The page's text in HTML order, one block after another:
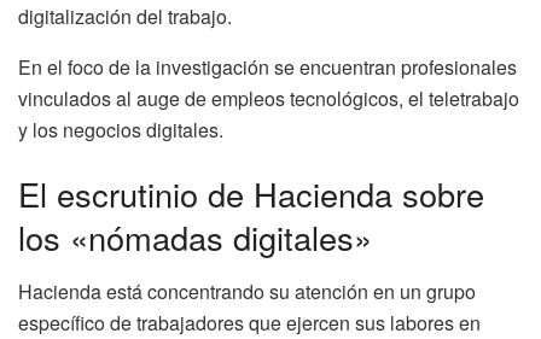
digitalización del trabajo.
En el foco de la investigación se encuentran profesionales
vinculados al auge de empleos tecnológicos, el teletrabajo
y los negocios digitales.
El escrutinio de Hacienda sobre
los «nómadas digitales»
Hacienda está concentrando su atención en un grupo
específico de trabajadores que ejercen sus labores en